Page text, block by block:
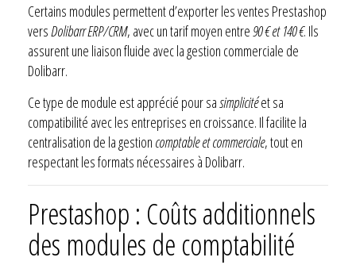
Certains modules permettent d’exporter les ventes Prestashop
versDolibarr ERP/CRM, avec un tarif moyen entre 90 € et 140 €. Ils
assurent une liaison fluide avec la gestion commerciale de
Dolibarr.
Ce type de module est apprécié pour sasimplicitéet sa
compatibilité avec les entreprises en croissance. Il facilite la
centralisation de la gestion comptable et commerciale, tout en
respectant les formats nécessaires à Dolibarr.
Prestashop : Coûts additionnels
des modules de comptabilité